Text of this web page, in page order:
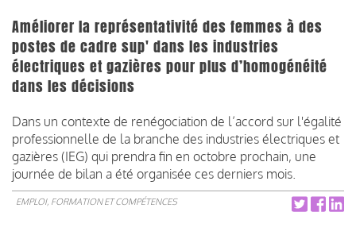
Améliorer la représentativité des femmes à des
postes de cadre sup' dans les industries
électriques et gazières pour plus d’homogénéité
dans les décisions
Dans un contexte de renégociation de l’accord sur l'égalité
professionnelle de la branche des industries électriques et
gazières (IEG) qui prendra fin en octobre prochain, une
journée de bilan a été organisée ces derniers mois.
EMPLOI, FORMATION ET COMPÉTENCES